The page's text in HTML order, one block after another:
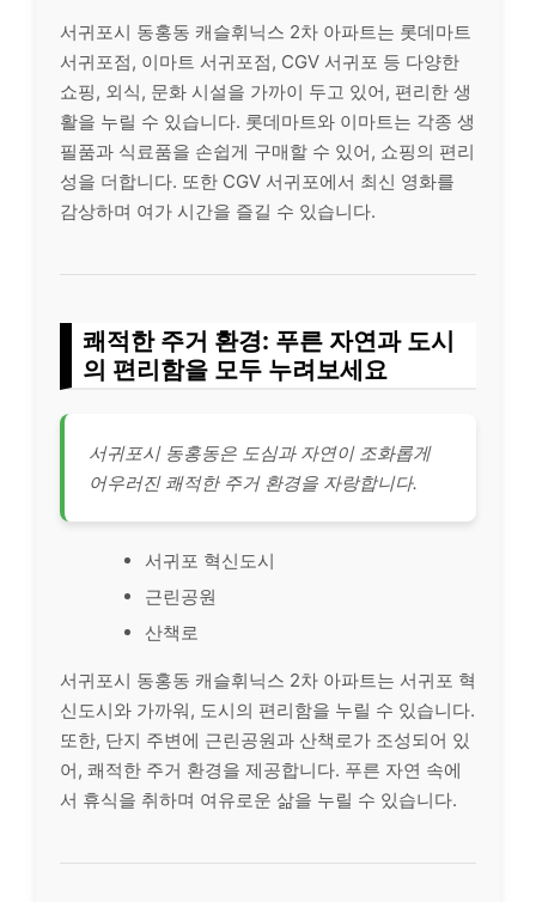
서귀포시 동홍동 캐슬휘닉스 2차 아파트는 롯데마트
서귀포점, 이마트 서귀포점, CGV 서귀포 등 다양한
쇼핑, 외식, 문화 시설을 가까이 두고 있어, 편리한 생
활을 누릴 수 있습니다. 롯데마트와 이마트는 각종 생
필품과 식료품을 손쉽게 구매할 수 있어, 쇼핑의 편리
성을 더합니다. 또한 CGV 서귀포에서 최신 영화를
감상하며 여가 시간을 즐길 수 있습니다.
쾌적한 주거 환경: 푸른 자연과 도시
의 편리함을 모두 누려보세요
서귀포시 동홍동은 도심과 자연이 조화롭게
어우러진 쾌적한 주거 환경을 자랑합니다.
서귀포 혁신도시
근린공원
산책로
서귀포시 동홍동 캐슬휘닉스 2차 아파트는 서귀포 혁
신도시와 가까워, 도시의 편리함을 누릴 수 있습니다.
또한, 단지 주변에 근린공원과 산책로가 조성되어 있
어, 쾌적한 주거 환경을 제공합니다. 푸른 자연 속에
서 휴식을 취하며 여유로운 삶을 누릴 수 있습니다.